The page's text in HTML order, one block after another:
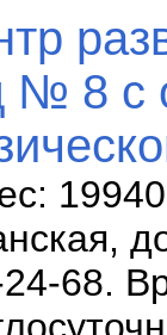
№ 8 с
68.